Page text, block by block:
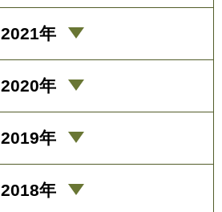
2021年
2020年
2019年
2018年